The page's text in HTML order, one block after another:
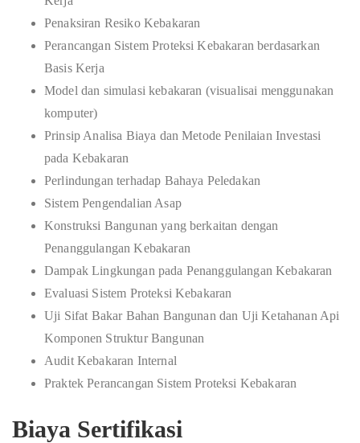
Penaksiran Resiko Kebakaran
Perancangan Sistem Proteksi Kebakaran berdasarkan
Basis Kerja
Model dan simulasi kebakaran (visualisai menggunakan
komputer)
Prinsip Analisa Biaya dan Metode Penilaian Investasi
pada Kebakaran
Perlindungan terhadap Bahaya Peledakan
Sistem Pengendalian Asap
Konstruksi Bangunan yang berkaitan dengan
Penanggulangan Kebakaran
Dampak Lingkungan pada Penanggulangan Kebakaran
Evaluasi Sistem Proteksi Kebakaran
Uji Sifat Bakar Bahan Bangunan dan Uji Ketahanan Api
Komponen Struktur Bangunan
Audit Kebakaran Internal
Praktek Perancangan Sistem Proteksi Kebakaran
Biaya Sertifikasi